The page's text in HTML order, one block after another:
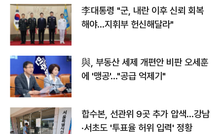
李대통령 "군, 내란 이후 신뢰 회복
해야…지휘부 헌신해달라"
與, 부동산 세제 개편안 비판 오세훈
에 '맹공'…"공급 억제기"
합수본, 선관위 9곳 추가 압색…강남
·서초도 '투표율 허위 입력' 정황